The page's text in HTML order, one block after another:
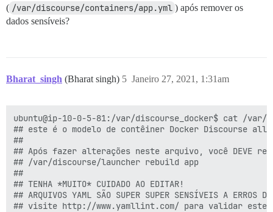
( /var/discourse/containers/app.yml ) após remover os
dados sensíveis?
Bharat_singh (Bharat singh) Janeiro 27, 2021, 1:31am
5
ubuntu@ip-10-0-5-81:/var/discourse_docker$ cat /var/
## este é o modelo de contêiner Docker Discourse all-
##
## Após fazer alterações neste arquivo, você DEVE
## /var/discourse/launcher rebuild app
##
## TENHA *MUITO* CUIDADO AO EDITAR!
## ARQUIVOS YAML SÃO SUPER SUPER SENSÍVEIS A ERROS DE
## visite http://www.yamllint.com/ para validar este